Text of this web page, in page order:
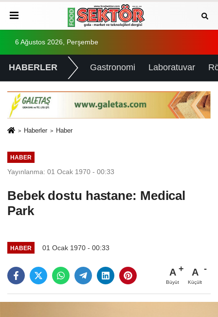
6 Ağustos 2026, Perşembe
HABERLER Gastronomi Laboratuvar
Haberler Haber
HABER
Yayınlanma: 01 Ocak 1970 - 00:33
Bebek dostu hastane: Medical
Park
HABER 01 Ocak 1970 - 00:33
A
Büyüt
A
Küçült